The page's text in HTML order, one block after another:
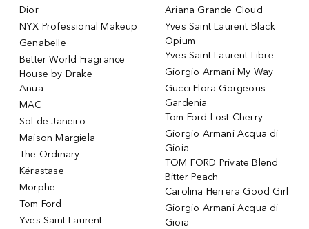
Dior
NYX Professional Makeup
Genabelle
Better World Fragrance
House by Drake
Anua
MAC
Sol de Janeiro
Maison Margiela
The Ordinary
Kérastase
Morphe
Tom Ford
Yves Saint Laurent
Ariana Grande Cloud
Yves Saint Laurent Black
Opium
Yves Saint Laurent Libre
Giorgio Armani My Way
Gucci Flora Gorgeous
Gardenia
Tom Ford Lost Cherry
Giorgio Armani Acqua di
Gioia
TOM FORD Private Blend
Bitter Peach
Carolina Herrera Good Girl
Giorgio Armani Acqua di
Gioia